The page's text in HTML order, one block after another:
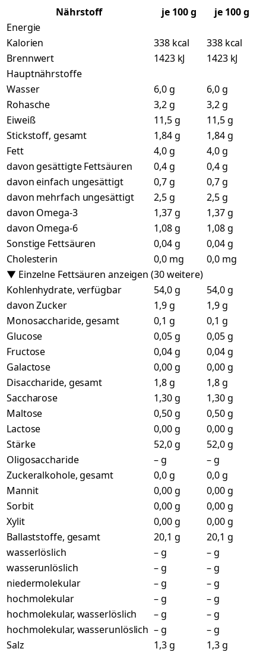
Nährstoff je 100g
je 100 g
Energie
Kalorien
338 kcal
338 kcal
Brennwert
1423 kJ
1423 kJ
Hauptnährstoffe
Wasser
6,0 g
6,0 g
Rohasche
3,2 g
3,2 g
Eiweiß
11,5 g
11,5 g
Stickstoff, gesamt
1,84 g
1,84 g
Fett
4,0 g
4,0 g
davon gesättigte Fettsäuren
0,4 g
0,4 g
davon einfach ungesättigt
0,7 g
0,7 g
davon mehrfach ungesättigt
2,5 g
2,5 g
davon Omega-3
1,37 g
1,37 g
davon Omega-6
1,08 g
1,08 g
Sonstige Fettsäuren
0,04 g
0,04 g
Cholesterin
0,0 mg
0,0 mg
▼ Einzelne Fettsäuren anzeigen (30 weitere)
Kohlenhydrate, verfügbar
54,0 g
54,0 g
davon Zucker
1,9 g
1,9 g
Monosaccharide, gesamt
0,1 g
0,1 g
Glucose
0,05 g
0,05 g
Fructose
0,04 g
0,04 g
Galactose
0,00 g
0,00 g
Disaccharide, gesamt
1,8 g
1,8 g
Saccharose
1,30 g
1,30 g
Maltose
0,50 g
0,50 g
Lactose
0,00 g
0,00 g
Stärke
52,0 g
52,0 g
Oligosaccharide
– g
– g
Zuckeralkohole, gesamt
0,0 g
0,0 g
Mannit
0,00 g
0,00 g
Sorbit
0,00 g
0,00 g
Xylit
0,00 g
0,00 g
Ballaststoffe, gesamt
20,1 g
20,1 g
wasserlöslich
– g
– g
wasserunlöslich
– g
– g
niedermolekular
– g
– g
hochmolekular
– g
– g
hochmolekular, wasserlöslich
– g
– g
hochmolekular, wasserunlöslich – g
– g
Salz
1,3 g
1,3 g